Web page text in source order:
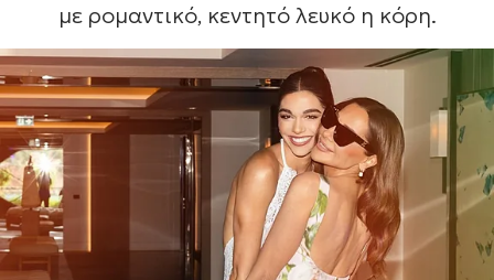
με ρομαντικό, κεντητό λευκό η κόρη.